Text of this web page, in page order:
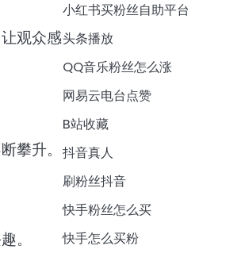
观众感
攀升。
。
小红书买粉丝自助平台
头条播放
QQ音乐粉丝怎么涨
网易云电台点赞
B站收藏
抖音真人
刷粉丝抖音
快手粉丝怎么买
快手怎么买粉